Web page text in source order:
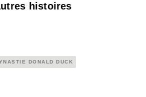
histoires
DONALD DUCK